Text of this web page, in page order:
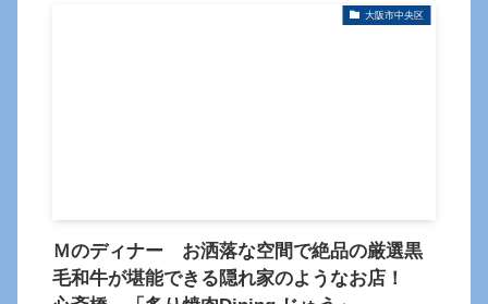
大阪市中央区
Ｍのディナー お洒落な空間で絶品の厳選黒
毛和牛が堪能できる隠れ家のようなお店！